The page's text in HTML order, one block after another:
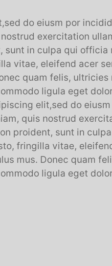
do eiusm por
exercitation
in culpa qui officia
vitae, eleifend acer
quam felis, ultricies
ligula eget
elit,sed do
quis nostrud
proident, sunt in
fringilla vitae,
mus. Donec quam
ligula eget